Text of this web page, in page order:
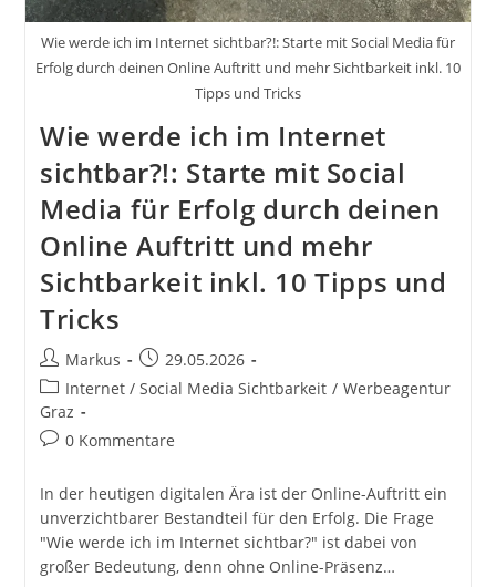
Wie werde ich im Internet sichtbar?!: Starte mit Social Media für
Erfolg durch deinen Online Auftritt und mehr Sichtbarkeit inkl. 10
Tipps und Tricks
Wie werde ich im Internet
sichtbar?!: Starte mit Social
Media für Erfolg durch deinen
Online Auftritt und mehr
Sichtbarkeit inkl. 10 Tipps und
Tricks
Beitrags-
Autor:
Markus
Beitrag
veröffentlicht:
29.05.2026
Beitrags-
Kategorie:
Internet / Social Media Sichtbarkeit / Werbeagentur
Graz
Beitrags-
0 Kommentare
In der heutigen digitalen Ära ist der Online-Auftritt ein
unverzichtbarer Bestandteil für den Erfolg. Die Frage
"Wie werde ich im Internet sichtbar?" ist dabei von
großer Bedeutung, denn ohne Online-Präsenz…